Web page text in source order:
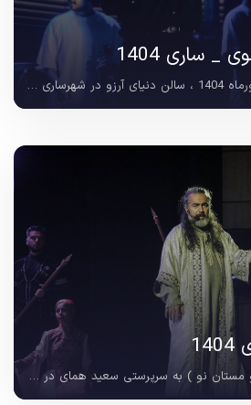
ساری 1404
در روزهای 13 و 14 شهریورماه 1404 ، سالن دنیای آرزو در شهرساری میزبان یکی از پرمخاطب ترین کنسرت های موسیقی پاپ سال بود ؛ جایی که کنسرت مجید رضوی در دو سانس متوالی روی صحنه...
اپرای شیدا ( پرواز همای و مستان نو ) به سرپرستی سعید همای در دوشب متوالی 8 و 9 خردادماه 1404 در تالار مرکزی شهر ساری به روی صحنه رفت و با استقبال علاقه مندان هنرهای نمایشی...